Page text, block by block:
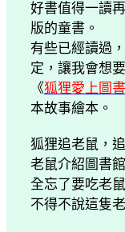
好書值得一讀
版的童書。
有些已經讀過
定，讓我會想
《狐狸愛上圖
本故事繪本。
狐狸追老鼠，
老鼠介紹圖書
全忘了要吃老
不得不說這隻